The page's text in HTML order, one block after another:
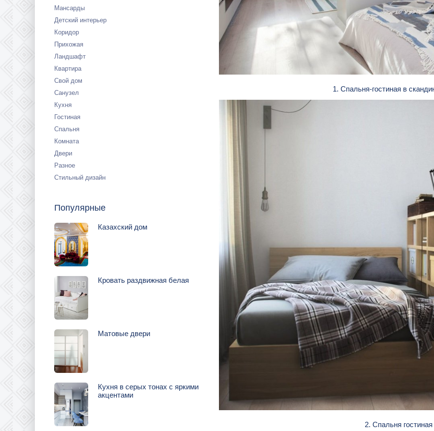
Мансарды
Детский интерьер
Коридор
Прихожая
Ландшафт
Квартира
Свой дом
Санузел
Кухня
Гостиная
Спальня
Комната
Двери
Разное
Стильный дизайн
Популярные
Казахский дом
Кровать раздвижная белая
Матовые двери
Кухня в серых тонах с яркими
акцентами
1. Спальня-гостиная в
2. Спальня